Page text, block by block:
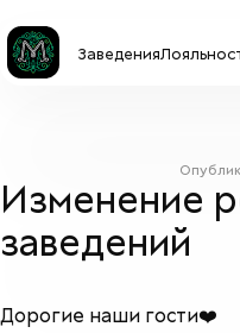
Заведения
Изменение
заведений
Дорогие наши гости❤️